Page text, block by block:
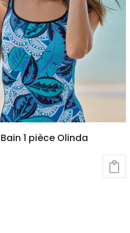
1 pièce Olinda